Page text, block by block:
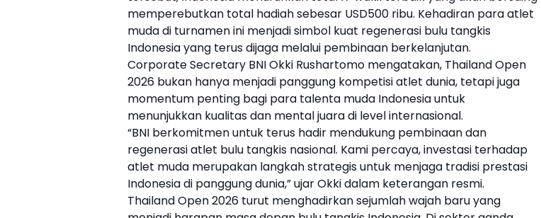
memperebutkan total hadiah sebesar USD500 ribu. Kehadiran para atlet
muda di turnamen ini menjadi simbol kuat regenerasi bulu tangkis
Indonesia yang terus dijaga melalui pembinaan berkelanjutan.
Corporate Secretary BNIOkki Rushartomo mengatakan, Thailand Open
2026 bukan hanya menjadi panggung kompetisi atlet dunia, tetapi juga
momentum penting bagi para talenta muda Indonesia untuk
menunjukkan kualitas dan mental juara di level internasional.
“BNI berkomitmen untuk terus hadir mendukung pembinaan dan
regenerasi atlet bulu tangkis nasional. Kami percaya, investasi terhadap
atlet muda merupakan langkah strategis untuk menjaga tradisi prestasi
Indonesia di panggung dunia,” ujar Okki dalam keterangan resmi.
Thailand Open 2026 turut menghadirkan sejumlah wajah baru yang